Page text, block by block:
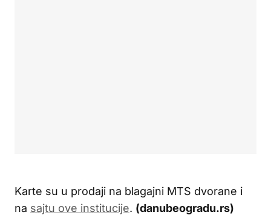
Karte su u prodaji na blagajni MTS dvorane i
na sajtu ove institucije. (danubeogradu.rs)